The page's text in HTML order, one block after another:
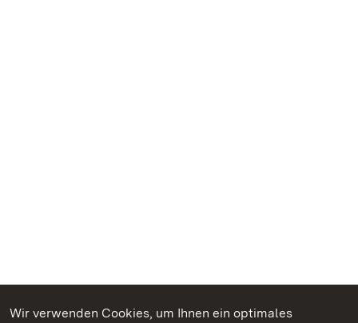
Wir verwenden Cookies, um Ihnen ein optimales